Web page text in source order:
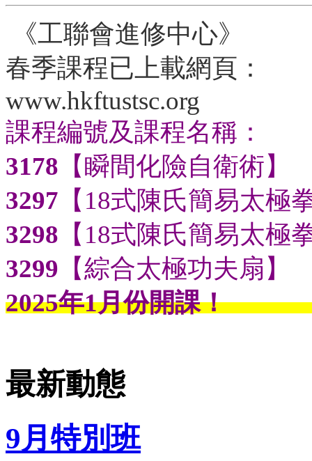
《工聯會進修中心》
春季課程已上載網頁：
www.hkftustsc.org
課程編號及課程名稱：
3178 【瞬間化險自衛術】
3297 【18式陳氏簡易太極
3298 【18式陳氏簡易太極
3299 【綜合太極功夫扇】
2025年1月份開
最新動態
9月特別班